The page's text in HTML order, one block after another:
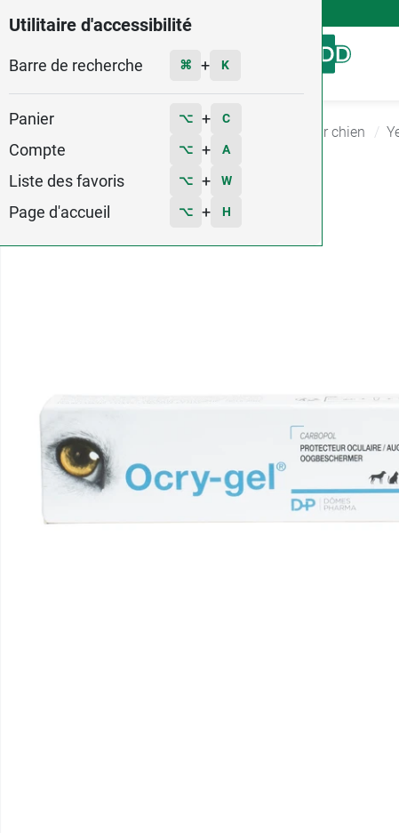
Utilitaire d'accessibilité
Barre de recherche ⌘ + K
Panier ⌥ + C
Compte ⌥ + A
Liste des favoris ⌥ + W
Page d'accueil ⌥ + H
Menu
Produits vétérinaires pour chien
7